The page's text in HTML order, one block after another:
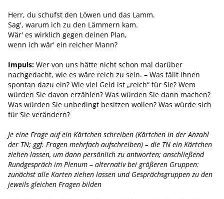
Herr, du schufst den Löwen und das Lamm.
Sag', warum ich zu den Lämmern kam.
Wär' es wirklich gegen deinen Plan,
wenn ich wär' ein reicher Mann?
Impuls: Wer von uns hätte nicht schon mal darüber
nachgedacht, wie es wäre reich zu sein. – Was fällt Ihnen
spontan dazu ein? Wie viel Geld ist „reich“ für Sie? Wem
würden Sie davon erzählen? Was würden Sie dann machen?
Was würden Sie unbedingt besitzen wollen? Was würde sich
für Sie verändern?
Je eine Frage auf ein Kärtchen schreiben (Kärtchen in der Anzahl
der TN; ggf. Fragen mehrfach aufschreiben) – die TN ein Kärtchen
ziehen lassen, um dann persönlich zu antworten; anschließend
Rundgespräch im Plenum – alternativ bei größeren Gruppen:
zunächst alle Karten ziehen lassen und Gesprächsgruppen zu den
jeweils gleichen Fragen bilden